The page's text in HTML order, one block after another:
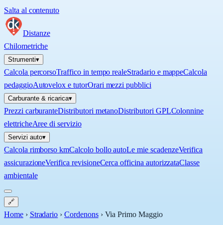
Salta al contenuto
Distanze
Chilometriche
Strumenti▾
Calcola percorsoTraffico in tempo realeStradario e mappeCalcola
pedaggioAutovelox e tutorOrari mezzi pubblici
Carburante & ricarica▾
Prezzi carburanteDistributori metanoDistributori GPLColonnine
elettricheAree di servizio
Servizi auto▾
Calcola rimborso kmCalcolo bollo autoLe mie scadenzeVerifica
assicurazioneVerifica revisioneCerca officina autorizzataClasse
ambientale
🔗
Home › Stradario › Cordenons › Via Primo Maggio